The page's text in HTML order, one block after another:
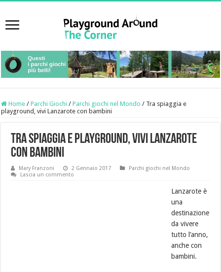
Home / Parchi Giochi / Parchi giochi nel Mondo / Tra spiaggia e
playground, vivi Lanzarote con bambini
Tra spiaggia e playground, vivi Lanzarote
con bambini
Mary Franzoni 2 Gennaio 2017
Parchi giochi nel Mondo
Lascia un commento
Lanzarote è
una
destinazione
da vivere
tutto l’anno,
anche con
bambini.